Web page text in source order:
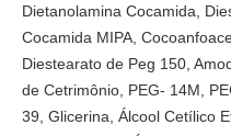
Dietanolamina Cocamida,
Cocamida MIPA,
Diestearato de Peg 150,
de Cetrimônio, PEG- 14M,
39, Glicerina, Álcool Cetílico